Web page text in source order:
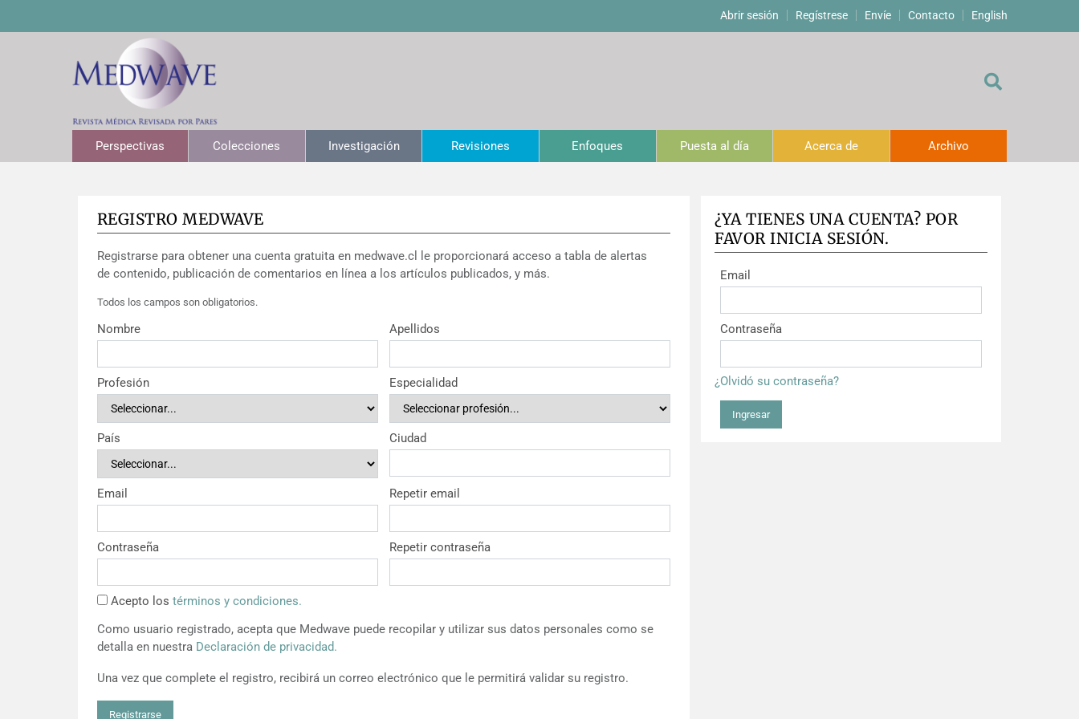
Abrir sesión Regístrese Envíe Contacto English
Perspectivas Colecciones Investigación Revisiones Enfoques Puesta al día Acerca de Archivo
REGISTRO MEDWAVE
Registrarse para obtener una cuenta gratuita en medwave.cl le proporcionará acceso a tabla de alertas
de contenido, publicación de comentarios en línea a los artículos publicados, y más.
Todos los campos son obligatorios.
Nombre Apellidos
Profesión Especialidad
País Ciudad
Email Repetir email
Contraseña Repetir contraseña
Acepto los términos y condiciones.
Como usuario registrado, acepta que Medwave puede recopilar y utilizar sus datos personales como se
detalla en nuestra Declaración de privacidad.
Una vez que complete el registro, recibirá un correo electrónico que le permitirá validar su registro.
Registrarse
¿YA TIENES UNA CUENTA? POR
FAVOR INICIA SESIÓN.
Email
Contraseña
¿Olvidó su contraseña?
Ingresar